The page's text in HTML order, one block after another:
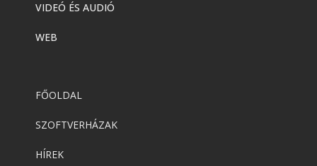
VIDEÓ ÉS AUDIÓ
WEB
FŐOLDAL
SZOFTVERHÁZAK
HÍREK